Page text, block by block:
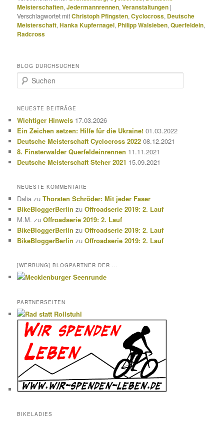
Meisterschaften,Jedermannrennen,Veranstaltungen |
Verschlagwortet mitChristoph Pfingsten,Cyclocross, Deutsche
Meisterschaft,Hanka Kupfernagel, Philipp Walsleben,Querfeldein,
Radcross
BLOG DURCHSUCHEN
u
h
n
NEUESTE BEITRÄGE
Wichtiger Hinweis 17.03.2026
Ein Zeichen setzen: Hilfe für die Ukraine! 01.03.2022
Deutsche Meisterschaft Cyclocross 2022 08.12.2021
8. Finsterwalder Querfeldeinrennen 11.11.2021
Deutsche Meisterschaft Steher 2021 15.09.2021
NEUESTE KOMMENTARE
Dalia zuThorsten Schröder: Mit jeder Faser
BikeBloggerBerlin zuOffroadserie 2019: 2. Lauf
M.M. zuOffroadserie 2019: 2. Lauf
BikeBloggerBerlin zuOffroadserie 2019: 2. Lauf
BikeBloggerBerlin zuOffroadserie 2019: 2. Lauf
[WERBUNG] BLOGPARTNER DER ...
PARTNERSEITEN
BIKELADIES